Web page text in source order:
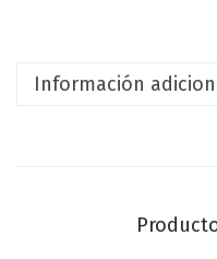
Información